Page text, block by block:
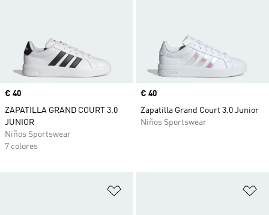
Precio
€ 40
ZAPATILLA GRAND COURT 3.0
JUNIOR
Niños Sportswear
7 colores
Precio
€ 40
Zapatilla Grand Court 3.0 Junior
Niños Sportswear